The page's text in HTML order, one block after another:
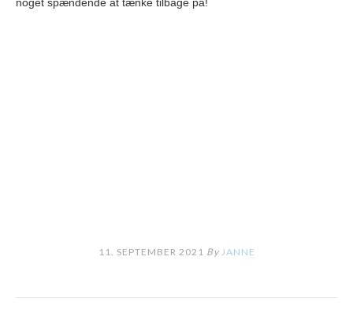
noget spændende at tænke tilbage på!
11. SEPTEMBER 2021 By JANNE